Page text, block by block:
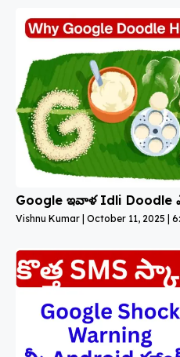
Google ఇవాళ Idli Doodle
Vishnu Kumar October 11, 2025